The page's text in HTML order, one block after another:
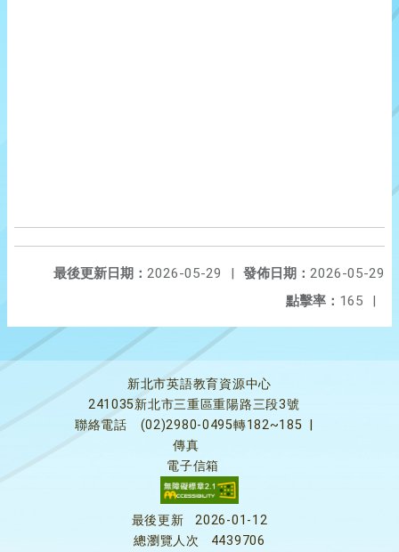
發佈日期： 2026-05-29
最後更新日期： 2026-05-29
|
點擊率： 165 |
新北市英語教育資源中心
241035新北市三重區重陽路三段3號
聯絡電話
(02)2980-0495轉182~185
傳真
電子信箱
最後更新
2026-01-12
總瀏覽人次
4439706